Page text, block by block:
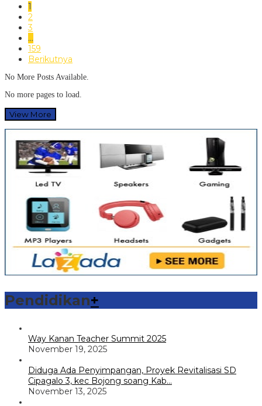
1
2
3
…
159
Berikutnya
No More Posts Available.
No more pages to load.
View More
Pendidikan+
Way Kanan Teacher Summit 2025
November 19, 2025
Diduga Ada Penyimpangan, Proyek Revitalisasi SD
Cipagalo 3, kec Bojong soang Kab…
November 13, 2025